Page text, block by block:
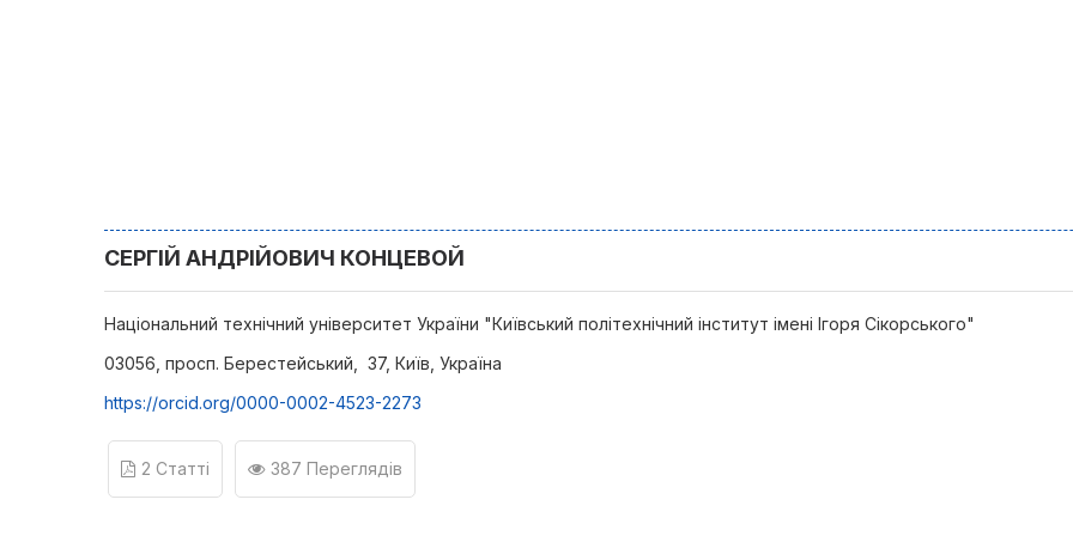
СЕРГІЙ АНДРІЙОВИЧ КОНЦЕВОЙ
Національний технічний університет України "Київський політехнічний інститут імені Ігоря Сікорського"
03056, просп. Берестейський, 37, Київ, Україна
https://orcid.org/0000-0002-4523-2273
2 Статті 387 Переглядів